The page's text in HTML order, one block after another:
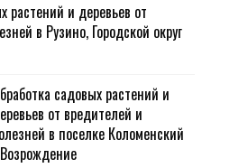
растений и деревьев от
в Рузино, Городской округ
садовых растений и
от вредителей и
в поселке Коломенский